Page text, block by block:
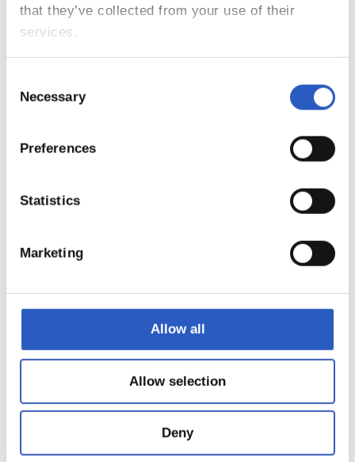
that they’ve collected from your use of their
services.
Selection
Necessary
Preferences
Statistics
Marketing
Allow all
Allow selection
Deny
Real Sociedad Fundazioa es parte activa en la organización
de varias exposiciones. Una de las más destacadas fue
‘Ahotsak/Voces’, que con motivo de la capitalidad cultural
de San Sebastián en 2016, quiso expresar que la Real no